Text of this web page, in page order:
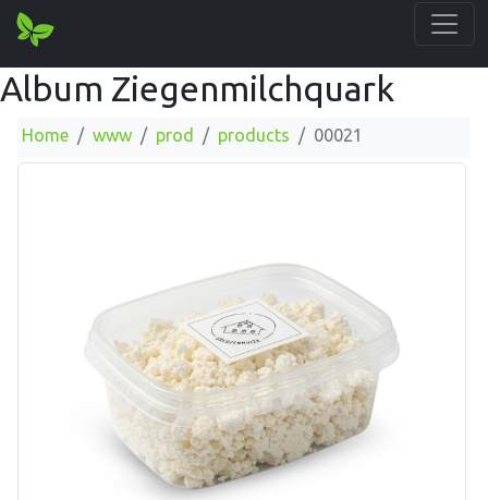
Album Ziegenmilchquark
Home www prod products 00021